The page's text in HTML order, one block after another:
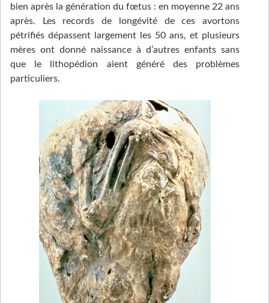
bien après la génération du fœtus : en moyenne 22 ans
après. Les records de longévité de ces avortons
pétrifiés dépassent largement les 50 ans, et plusieurs
mères ont donné naissance à d’autres enfants sans
que le lithopédion aient généré des problèmes
particuliers.